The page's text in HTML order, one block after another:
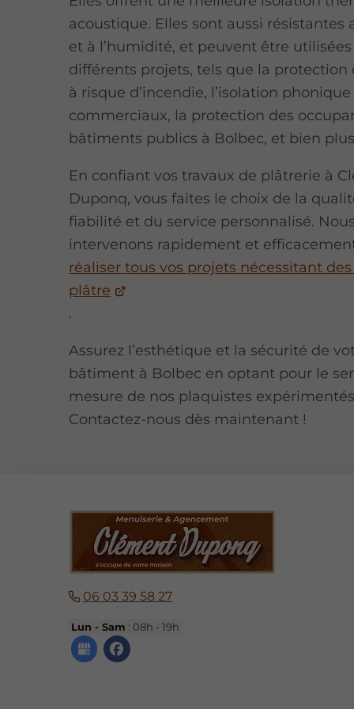
acoustique. Elles sont aussi résistantes
et à l’humidité, et peuvent être
différents projets, tels que la protection
à risque d’incendie, l’isolation
commerciaux, la protection des
bâtiments publics à Bolbec, et bien
En confiant vos travaux de plâtrerie à
Duponq, vous faites le choix de la
fiabilité et du service personnalisé. Nous
intervenons rapidement et
réaliser tous vos projets nécessitant
plâtre
.
Assurez l’esthétique et la sécurité de
bâtiment à Bolbec en optant pour le
mesure de nos plaquistes
Contactez-nous dès maintenant !
06 03 39 58 27
Lun - Sam : 08h - 19h